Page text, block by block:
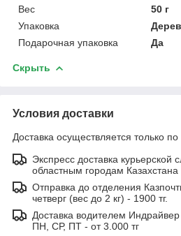
Вес
50 г
Упаковка
Подарочная упаковка
Да
Скрыть
Условия доставки
Доставка осуществляется только по
Экспресс доставка курьерской
областным городам Казахстана
Отправка до отделения
четверг (вес до 2 кг) - 1900 тг.
Доставка водителем
ПН, СР, ПТ - от 3.000 тг